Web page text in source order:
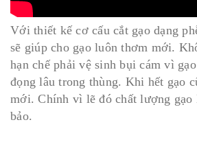
Với thiết kế cơ cấu cắt gạo dạng
sẽ giúp cho gạo luôn thơm mới.
hạn chế phải vệ sinh bụi cám vì
đọng lâu trong thùng. Khi hết gạo
mới. Chính vì lẽ đó chất lượng gạo
bảo.